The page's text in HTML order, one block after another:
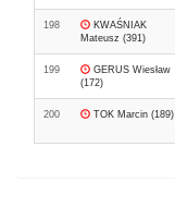
198
KWAŚNIAK
Mateusz (391)
199
GERUS Wiesław
(172)
200 TOK Marcin (189)